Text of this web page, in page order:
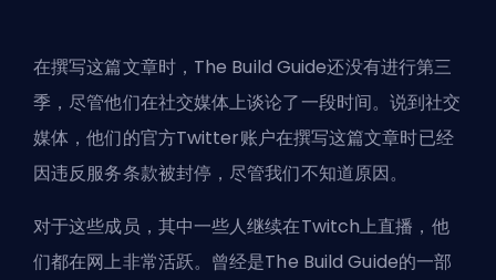
在撰写这篇文章时，The Build Guide还没有进行第三
季，尽管他们在社交媒体上谈论了一段时间。说到社交
媒体，他们的官方Twitter账户在撰写这篇文章时已经
因违反服务条款被封停，尽管我们不知道原因。
对于这些成员，其中一些人继续在Twitch上直播，他
们都在网上非常活跃。曾经是The Build Guide的一部